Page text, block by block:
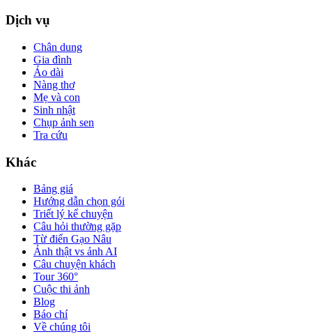
Dịch vụ
Chân dung
Gia đình
Áo dài
Nàng thơ
Mẹ và con
Sinh nhật
Chụp ảnh sen
Tra cứu
Khác
Bảng giá
Hướng dẫn chọn gói
Triết lý kể chuyện
Câu hỏi thường gặp
Từ điển Gạo Nâu
Ảnh thật vs ảnh AI
Câu chuyện khách
Tour 360°
Cuộc thi ảnh
Blog
Báo chí
Về chúng tôi